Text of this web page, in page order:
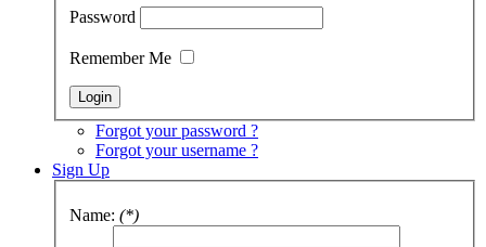
Password
Remember Me
Forgot your password ?
Forgot your username ?
Sign Up
Name: (*)